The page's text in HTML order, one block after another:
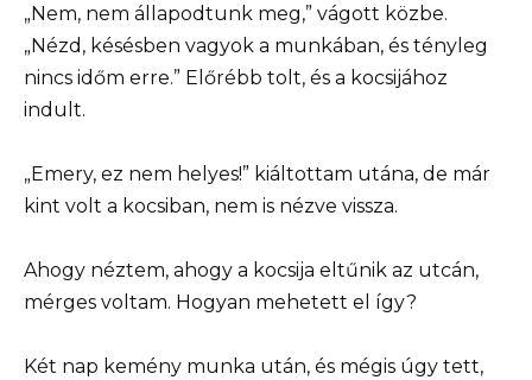
„Nem, nem állapodtunk meg,” vágott közbe.
„Nézd, késésben vagyok a munkában, és tényleg
nincs időm erre.” Előrébb tolt, és a kocsijához
indult.
„Emery, ez nem helyes!” kiáltottam utána, de már
kint volt a kocsiban, nem is nézve vissza.
Ahogy néztem, ahogy a kocsija eltűnik az utcán,
mérges voltam. Hogyan mehetett el így?
Két nap kemény munka után, és mégis úgy tett,